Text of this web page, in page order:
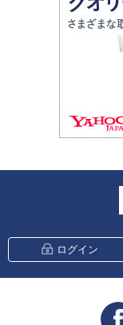
ログイン